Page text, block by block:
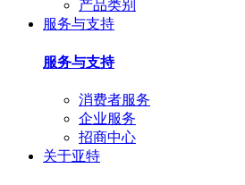
产品类别
服务与支持
服务与支持
消费者服务
企业服务
招商中心
关于亚特